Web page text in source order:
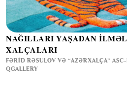
NAĞILLARI YAŞADAN
XALÇALARI
FƏRID RƏSULOV VƏ “AZƏRXALÇA”
QGALLERY